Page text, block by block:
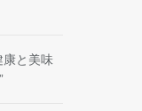
康と美味